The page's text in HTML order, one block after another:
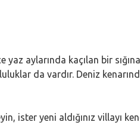
aylarında kaçılan bir
da vardır. Deniz
ister yeni aldığınız villayı